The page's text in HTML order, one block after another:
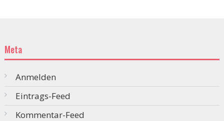
Meta
Anmelden
Eintrags-Feed
Kommentar-Feed